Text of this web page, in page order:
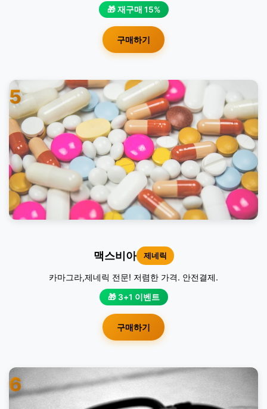
🎁 재구매 15%
구매하기
5
맥스비아 제네릭
카마그라,제네릭 전문! 저렴한 가격. 안전결제.
🎁 3+1 이벤트
구매하기
6